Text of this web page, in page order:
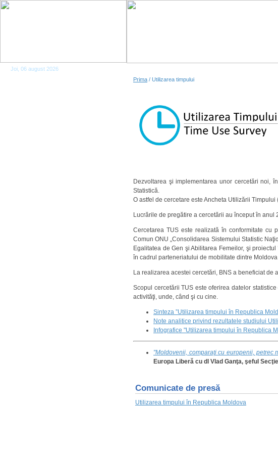
Joi, 06 august 2026
Prima / Utilizarea timpului
Dezvoltarea şi implementarea unor cercetări noi,
Statistică.
O astfel de cercetare este Ancheta Utilizării
Lucrările de pregătire a cercetării au început în
Cercetarea TUS este realizată în conformitate
Comun ONU „Consolidarea Sistemului Statistic
Egalitatea de Gen şi Abilitarea Femeilor, şi
în cadrul parteneriatului de mobilitate dintre
La realizarea acestei cercetări, BNS a beneficiat
Scopul cercetării TUS este oferirea datelor
activităţi, unde, când şi cu cine.
Sinteza ”Utilizarea timpului în Republica
Note analitice privind rezultatele studiului
Infografice "Utilizarea timpului în Republica
"Moldovenii, comparaţi cu europenii, petrec
Europa Liberă cu dl Vlad Ganţa, şeful
Comunicate de presă
Utilizarea timpului în Republica Moldova